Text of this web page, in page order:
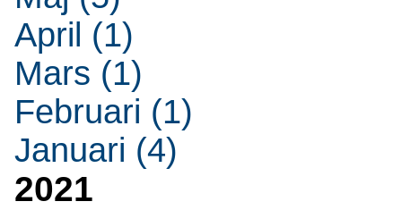
April (1)
Mars (1)
Februari (1)
Januari (4)
2021